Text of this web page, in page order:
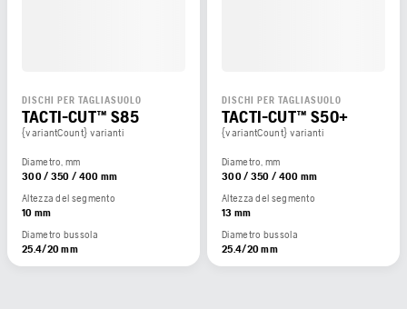
DISCHI PER TAGLIASUOLO
TACTI-CUT™ S85
{variantCount} varianti
Diametro, mm
300 / 350 / 400 mm
Altezza del segmento
10 mm
Diametro bussola
25.4/20 mm
DISCHI PER TAGLIASUOLO
TACTI-CUT™ S50+
{variantCount} varianti
Diametro, mm
300 / 350 / 400 mm
Altezza del segmento
13 mm
Diametro bussola
25.4/20 mm